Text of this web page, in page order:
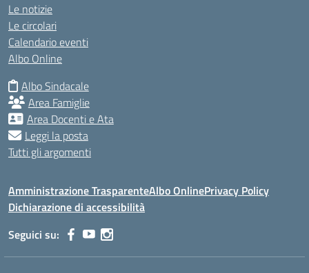
Le notizie
Le circolari
Calendario eventi
Albo Online
Albo Sindacale
Area Famiglie
Area Docenti e Ata
Leggi la posta
Tutti gli argomenti
Amministrazione TrasparenteAlbo OnlinePrivacy Policy
Dichiarazione di accessibilità
Seguici su: